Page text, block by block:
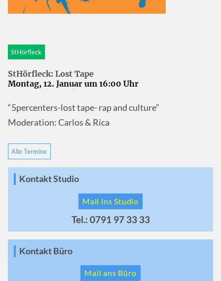
StHörfleck
StHörfleck: Lost Tape
Montag, 12. Januar um 16:00 Uhr
“5percenters-lost tape- rap and culture”
Moderation: Carlos & Rica
Alle Termine
Kontakt Studio
Mail ins Studio
Tel.: 0791 97 33 33
Kontakt Büro
Mail ans Büro